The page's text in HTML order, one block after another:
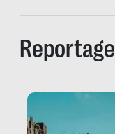
Reportage